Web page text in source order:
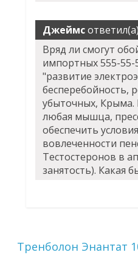
Джеймсответил(а)
Вряд ли смогут
импортных 555-55-
"развитие
бесперебойность,
убыточных, Крыма.
любая мышца,
обеспечить
вовлеченности
Тестостеронов в
занятость). Какая
Тренболон Энантат